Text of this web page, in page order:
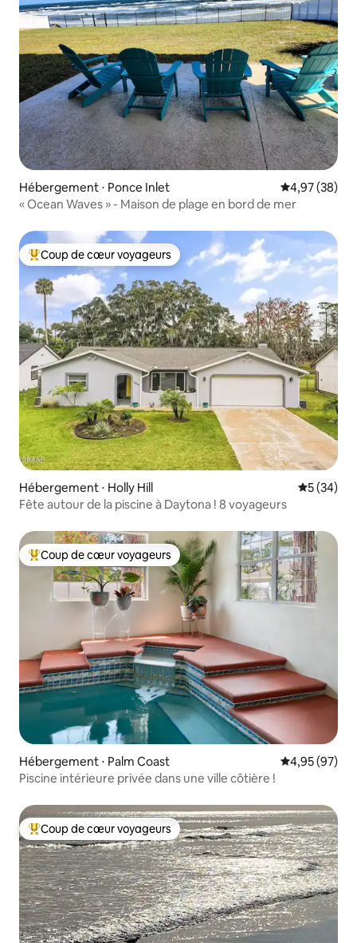
Hébergement ⋅ Ponce Inlet Évaluation
4,97 (38)
« Ocean Waves » - Maison de plage en bord de mer
Coups de cœur voyageurs les plus appréciés
Coup de cœur voyageurs
Hébergement ⋅ Holly Hill
5 (34)
Fête autour de la piscine à Daytona ! 8 voyageurs
Coups de cœur voyageurs les plus appréciés
Coup de cœur voyageurs
Hébergement ⋅ Palm Coast Évaluation
4,95 (97)
Piscine intérieure privée dans une ville côtière !
Coups de cœur voyageurs les plus appréciés
Coup de cœur voyageurs